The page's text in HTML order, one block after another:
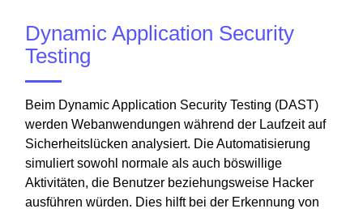
Dynamic Application Security
Testing
Beim Dynamic Application Security Testing (DAST)
werden Webanwendungen während der Laufzeit auf
Sicherheitslücken analysiert. Die Automatisierung
simuliert sowohl normale als auch böswillige
Aktivitäten, die Benutzer beziehungsweise Hacker
ausführen würden. Dies hilft bei der Erkennung von